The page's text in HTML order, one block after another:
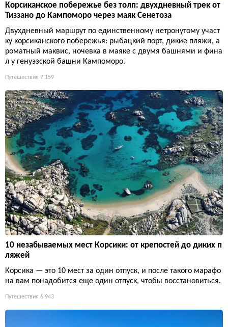
Корсиканское побережье без толп: двухдневный трек от
Тиззано до Кампоморо через маяк Сенетоза
Двухдневный маршрут по единственному нетронутому участ
ку корсиканского побережья: рыбацкий порт, дикие пляжи, а
роматный маквис, ночевка в маяке с двумя башнями и фина
л у генуэзской башни Кампоморо.
Путешествия 7 159
10 незабываемых мест Корсики: от крепостей до диких п
ляжей
Корсика — это 10 мест за один отпуск, и после такого марафо
на вам понадобится еще один отпуск, чтобы восстановиться.
Путешествия 6 943